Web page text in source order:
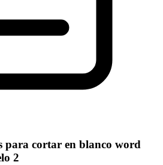
para cortar en blanco word
2